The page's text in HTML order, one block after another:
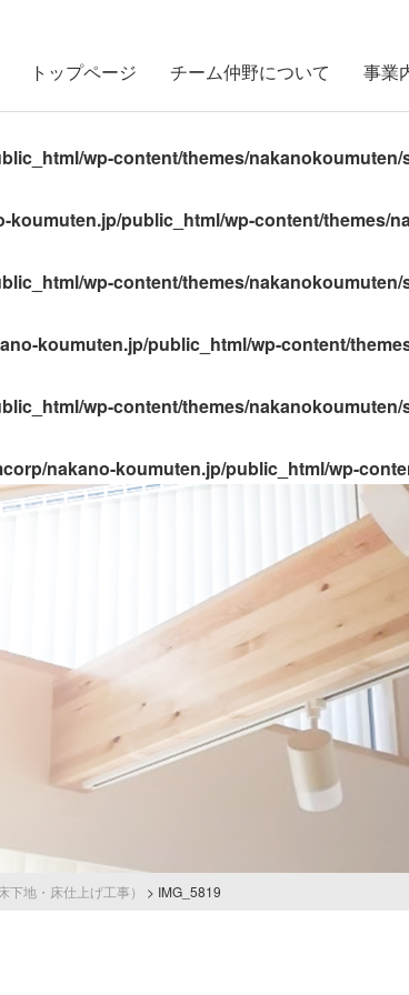
トップページ チーム仲野について 事業
wp-content/themes/
koumuten.jp/public_html/wp-content/themes/
wp-content/themes/
koumuten.jp/public_html/wp-content/
wp-content/themes/
nakano-koumuten.jp/public_html/wp-
地・床仕上げ工事） > IMG_5819